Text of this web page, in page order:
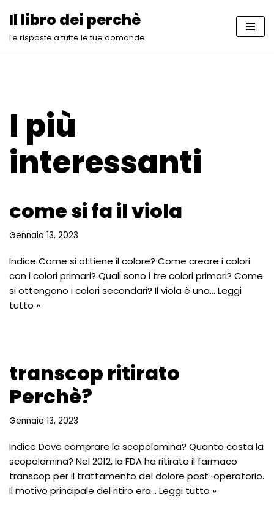
Vai
Il libro dei perchè
Le risposte a tutte le tue domande
I più
interessanti
come si fa il viola
Gennaio 13, 2023
Indice Come si ottiene il colore? Come creare i colori
con i colori primari? Quali sono i tre colori primari? Come
si ottengono i colori secondari? Il viola è uno… Leggi
tutto »
transcop ritirato
Perchè?
Gennaio 13, 2023
Indice Dove comprare la scopolamina? Quanto costa la
scopolamina? Nel 2012, la FDA ha ritirato il farmaco
transcop per il trattamento del dolore post-operatorio.
Il motivo principale del ritiro era… Leggi tutto »